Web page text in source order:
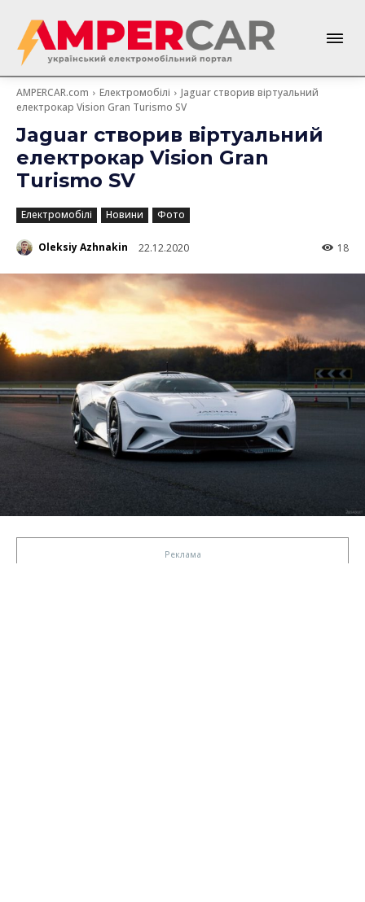
AMPERCAR.com Електромобілі
Jaguar створив віртуальний
електрокар Vision Gran Turismo SV
Jaguar створив віртуальний
електрокар Vision Gran
Turismo SV
Електромобілі Новини Фото
Oleksiy Azhnakin 22.12.2020 18